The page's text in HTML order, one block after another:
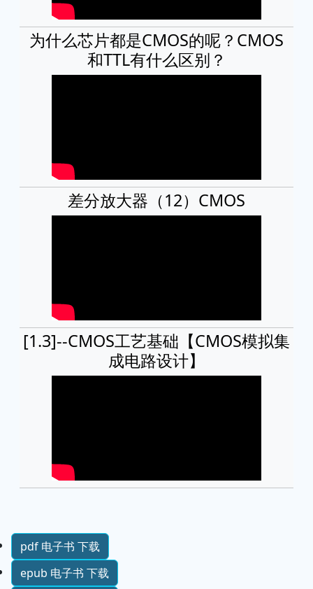
为什么芯片都是CMOS的呢？CMOS
和TTL有什么区别？
差分放大器（12）CMOS
[1.3]--CMOS工艺基础【CMOS模拟集
成电路设计】
pdf 电子书 下载
epub 电子书 下载